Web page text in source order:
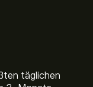
täglichen